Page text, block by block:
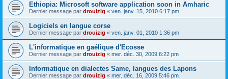
Ethiopia: Microsoft software application soon in Amharic
Dernier message par drouizig « ven. janv. 15, 2010 6:17 pm
Logiciels en langue corse
Dernier message par drouizig « ven. janv. 01, 2010 1:36 pm
L'informatique en gaélique d'Ecosse
Dernier message par drouizig « mer. déc. 30, 2009 6:22 pm
Informatique en dialectes Same, langues des Lapons
Dernier message par drouizig « mer. déc. 16, 2009 5:46 pm